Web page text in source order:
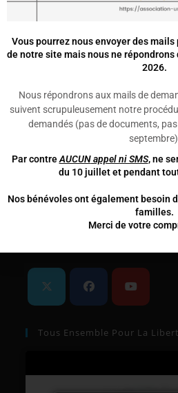
Liens Utiles
Mentions Légales
D’UNIE:
Groupe facebook de l'association
Tous Ensemble Pour La
Vous pourrez nous envoyer des
de notre site mais nous ne répondrons
2026.
Nous répondrons aux mails de
suivent scrupuleusement notre
demandés (pas de documents,
septembre)
Par contreAUCUNappel ni SMS, ne
du 10 juillet et pendant
Nos bénévoles ont également besoin
familles.
Merci de votre